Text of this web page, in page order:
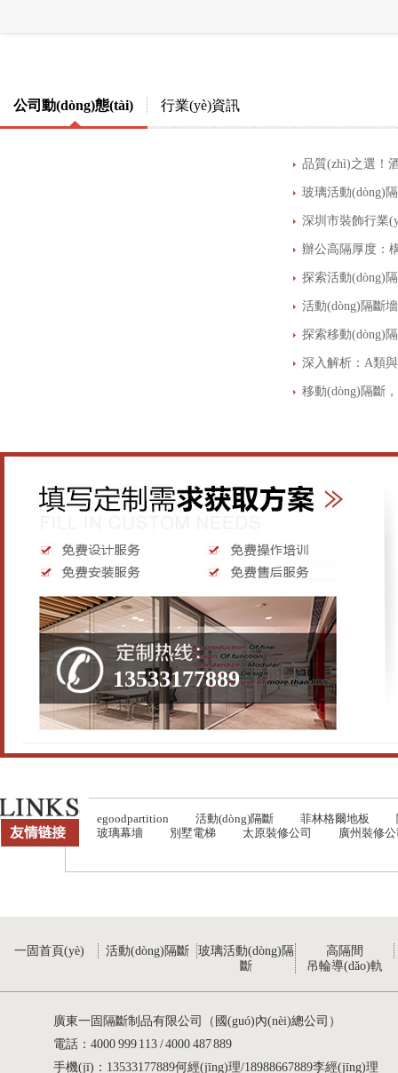
公司動(dòng)態(tài) 行業(yè)資訊
玻璃活動(dòng)
活動(dòng)隔斷
深入解析：A類
移動(dòng)隔斷
13533177889
egoodpartition 活動(dòng)隔斷 菲林格爾地板
玻璃幕墻
別墅電梯 太原裝修公司 廣州裝修
一固首頁(yè) 活動(dòng)隔斷
玻璃活動(dòng)隔
斷
高隔間
吊輪導(dǎo)軌
廣東一固隔斷制品有限公司（國(guó)內(nèi)總公司）
電話：4000 999 113 / 4000 487 889
手機(jī)：13533177889何經(jīng)理/18988667889李經(jīng)理